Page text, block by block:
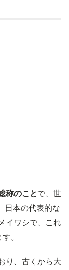
称のことで、世
日本の代表的な
イワシで、これ
。
り、古くから大